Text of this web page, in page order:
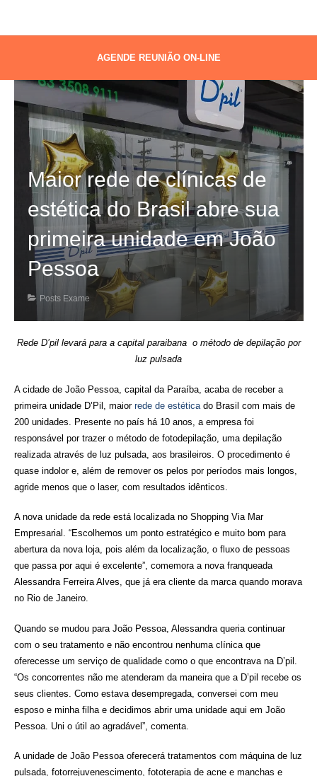
AGENDE REUNIÃO ON-LINE
Maior rede de clínicas de
estética do Brasil abre sua
primeira unidade em João
Pessoa
Posts Exame
Rede D’pil levará para a capital paraibana o método de depilação por
luz pulsada
A cidade de João Pessoa, capital da Paraíba, acaba de receber a
primeira unidade D’Pil, maior rede de estéticado Brasil com mais de
200 unidades. Presente no país há 10 anos, a empresa foi
responsável por trazer o método de fotodepilação, uma depilação
realizada através de luz pulsada, aos brasileiros. O procedimento é
quase indolor e, além de remover os pelos por períodos mais longos,
agride menos que o laser, com resultados idênticos.
A nova unidade da rede está localizada no Shopping Via Mar
Empresarial. “Escolhemos um ponto estratégico e muito bom para
abertura da nova loja, pois além da localização, o fluxo de pessoas
que passa por aqui é excelente”, comemora a nova franqueada
Alessandra Ferreira Alves, que já era cliente da marca quando morava
no Rio de Janeiro.
Quando se mudou para João Pessoa, Alessandra queria continuar
com o seu tratamento e não encontrou nenhuma clínica que
oferecesse um serviço de qualidade como o que encontrava na D’pil.
“Os concorrentes não me atenderam da maneira que a D’pil recebe os
seus clientes. Como estava desempregada, conversei com meu
esposo e minha filha e decidimos abrir uma unidade aqui em João
Pessoa. Uni o útil ao agradável”, comenta.
A unidade de João Pessoa oferecerá tratamentos com máquina de luz
pulsada, fotorrejuvenescimento, fototerapia de acne e manchas e